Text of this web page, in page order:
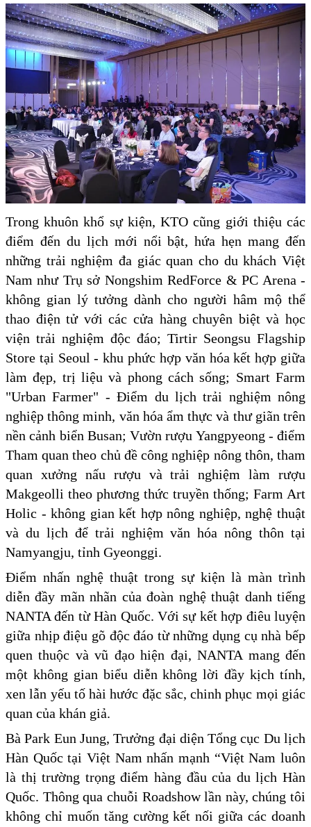
Trong khuôn khổ sự kiện, KTO cũng giới thiệu các
điểm đến du lịch mới nổi bật, hứa hẹn mang đến
những trải nghiệm đa giác quan cho du khách Việt
Nam như Trụ sở Nongshim RedForce & PC Arena -
không gian lý tưởng dành cho người hâm mộ thể
thao điện tử với các cửa hàng chuyên biệt và học
viện trải nghiệm độc đáo; Tirtir Seongsu Flagship
Store tại Seoul - khu phức hợp văn hóa kết hợp giữa
làm đẹp, trị liệu và phong cách sống; Smart Farm
"Urban Farmer" - Điểm du lịch trải nghiệm nông
nghiệp thông minh, văn hóa ẩm thực và thư giãn trên
nền cảnh biển Busan; Vườn rượu Yangpyeong - điểm
Tham quan theo chủ đề công nghiệp nông thôn, tham
quan xưởng nấu rượu và trải nghiệm làm rượu
Makgeolli theo phương thức truyền thống; Farm Art
Holic - không gian kết hợp nông nghiệp, nghệ thuật
và du lịch để trải nghiệm văn hóa nông thôn tại
Namyangju, tỉnh Gyeonggi.
Điểm nhấn nghệ thuật trong sự kiện là màn trình
diễn đầy mãn nhãn của đoàn nghệ thuật danh tiếng
NANTA đến từ Hàn Quốc. Với sự kết hợp điêu luyện
giữa nhịp điệu gõ độc đáo từ những dụng cụ nhà bếp
quen thuộc và vũ đạo hiện đại, NANTA mang đến
một không gian biểu diễn không lời đầy kịch tính,
xen lẫn yếu tố hài hước đặc sắc, chinh phục mọi giác
quan của khán giả.
Bà Park Eun Jung, Trưởng đại diện Tổng cục Du lịch
Hàn Quốc tại Việt Nam nhấn mạnh “Việt Nam luôn
là thị trường trọng điểm hàng đầu của du lịch Hàn
Quốc. Thông qua chuỗi Roadshow lần này, chúng tôi
không chỉ muốn tăng cường kết nối giữa các doanh